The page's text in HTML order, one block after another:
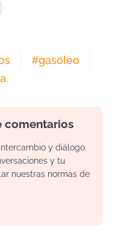
#gasóleo
comentarios
y diálogo.
y tu
nuestras normas de